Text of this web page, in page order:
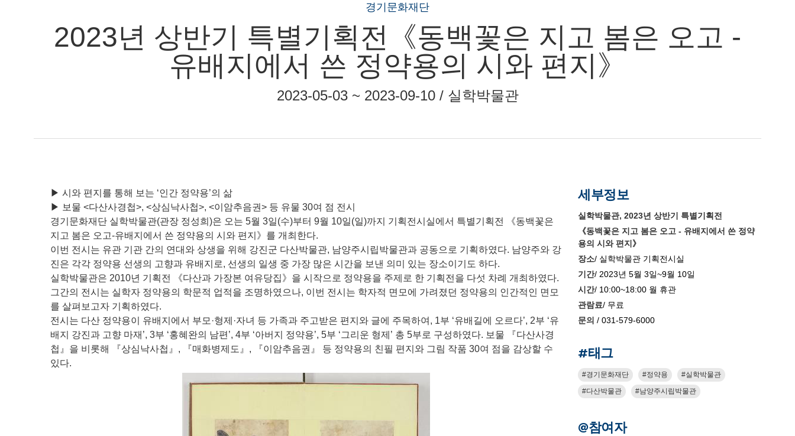
경기문화재단
2023년 상반기 특별기획전《동백꽃은 지고 봄은 오고 -
유배지에서 쓴 정약용의 시와 편지》
2023-05-03 ~ 2023-09-10 / 실학박물관
▶ 시와 편지를 통해 보는 ‘인간 정약용’의 삶
▶ 보물 <다산사경첩>, <상심낙사첩>, <이암추음권> 등 유물 30여 점 전시
경기문화재단 실학박물관(관장 정성희)은 오는 5월 3일(수)부터 9월 10일(일)까지 기획전시실에서 특별기획전 《동백꽃은
지고 봄은 오고-유배지에서 쓴 정약용의 시와 편지》를 개최한다.
이번 전시는 유관 기관 간의 연대와 상생을 위해 강진군 다산박물관, 남양주시립박물관과 공동으로 기획하였다. 남양주와 강
진은 각각 정약용 선생의 고향과 유배지로, 선생의 일생 중 가장 많은 시간을 보낸 의미 있는 장소이기도 하다.
실학박물관은 2010년 기획전 《다산과 가장본 여유당집》을 시작으로 정약용을 주제로 한 기획전을 다섯 차례 개최하였다.
그간의 전시는 실학자 정약용의 학문적 업적을 조명하였으나, 이번 전시는 학자적 면모에 가려졌던 정약용의 인간적인 면모
를 살펴보고자 기획하였다.
전시는 다산 정약용이 유배지에서 부모·형제·자녀 등 가족과 주고받은 편지와 글에 주목하여, 1부 ‘유배길에 오르다’, 2부 ‘유
배지 강진과 고향 마재’, 3부 ‘홍혜완의 남편’, 4부 ‘아버지 정약용’, 5부 ‘그리운 형제’ 총 5부로 구성하였다. 보물 『다산사경
첩』을 비롯해 『상심낙사첩』, 『매화병제도』, 『이암추음권』 등 정약용의 친필 편지와 그림 작품 30여 점을 감상할 수
있다.
세부정보
실학박물관, 2023년 상반기 특별기획전
《동백꽃은 지고 봄은 오고 - 유배지에서 쓴 정약
용의 시와 편지》
장소/ 실학박물관 기획전시실
기간/ 2023년 5월 3일~9월 10일
시간/ 10:00~18:00 월 휴관
관람료/ 무료
문의 / 031-579-6000
#태그
경기문화재단 정약용
실학박물관
다산박물관
남양주시립박물관
@참여자